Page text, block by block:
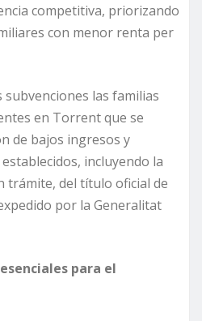
competitiva, priorizando
con menor renta per
subvenciones las familias
en Torrent que se
de bajos ingresos y
incluyendo la
trámite, del título oficial de
por la Generalitat
para el